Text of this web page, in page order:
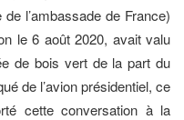
l’ambassade de France)
le 6 août 2020, avait valu
de bois vert de la part du
de l’avion présidentiel, ce
cette conversation à la